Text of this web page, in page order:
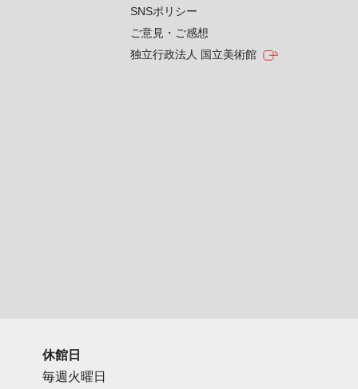
SNSポリシー
ご意見・ご感想
独立行政法人 国立美術館
休館日
毎週火曜日